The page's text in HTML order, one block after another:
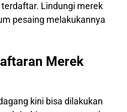
Lindungi merek
pesaing melakukannya
Merek
kini bisa dilakukan